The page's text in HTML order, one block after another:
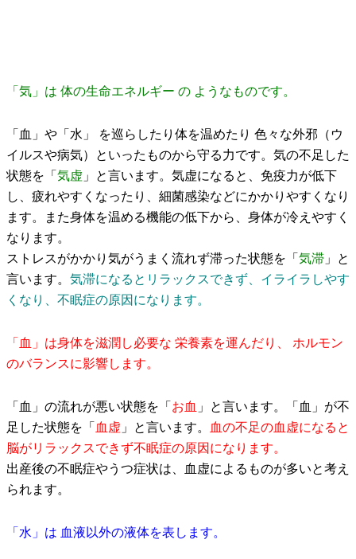
「気」は 体の生命エネルギー の ようなものです。
「血」や「水」 を巡らしたり体を温めたり 色々な外邪（ウ
イルスや病気）といったものから守る力です。気の不足した
状態を「 気虚 」と言います。気虚になると、免疫力が低下
し、疲れやすくなったり、細菌感染などにかかりやすくなり
ます。また身体を温める機能の低下から、身体が冷えやすく
なります。
ストレスがかかり気がうまく流れず滞った状態を「 気滞 」と
言います。 気滞になるとリラックスできず、イライラしやす
くなり、不眠症の原因になります。
「血」は身体を滋潤し必要な 栄養素を運んだり、 ホルモン
のバランスに影響します。
「血」の流れが悪い状態を「 お血 」と言います。「血」が不
足した状態を 「 血虚 」と言います。
血の不足の血虚になると
脳がリラックスできず不眠症の原因になります。
出産後の不眠症やうつ症状は、血虚によるものが多いと考え
られます。
「水」は 血液以外の液体を表します。